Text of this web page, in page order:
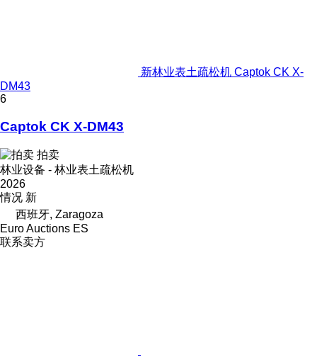
新林业表土疏松机 Captok CK X-
DM43
6
Captok CK X-DM43
拍卖
林业设备 - 林业表土疏松机
2026
情况 新
西班牙, Zaragoza
Euro Auctions ES
联系卖方